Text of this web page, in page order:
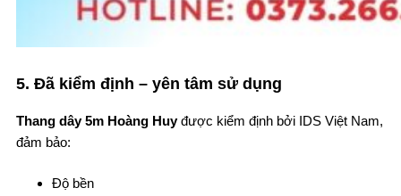
5. Đã kiểm định – yên tâm sử dụng
Thang dây 5m Hoàng Huyđược kiểm định bởi IDS Việt Nam,
đảm bảo:
Độ bền